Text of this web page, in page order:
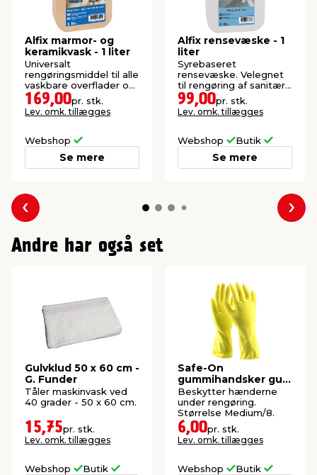
Alfix marmor- og
keramikvask - 1 liter
Universalt
rengøringsmiddel til alle
vaskbare overflader og
genstande.
169,00pr. stk.
Lev. omk. tillægges
Webshop
Se mere
Alfix rensevæske - 1
liter
Syrebaseret
rensevæske. Velegnet
til rengøring af sanitære
områder.
99,00pr. stk.
Lev. omk. tillægges
Webshop Butik
Se mere
Forrige
Andre har også set
Gulvklud 50 x 60 cm -
G. Funder
Tåler maskinvask ved
40 grader - 50 x 60 cm.
15,75pr. stk.
Lev. omk. tillægges
Webshop Butik
Safe-On
gummihandsker gul
størrelse M
Beskytter hænderne
under rengøring.
Størrelse Medium/8.
6,00pr. stk.
Lev. omk. tillægges
Webshop Butik